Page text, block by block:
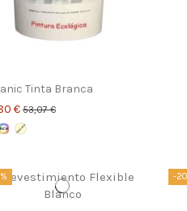
Tinta Branca
€53,07 €
-